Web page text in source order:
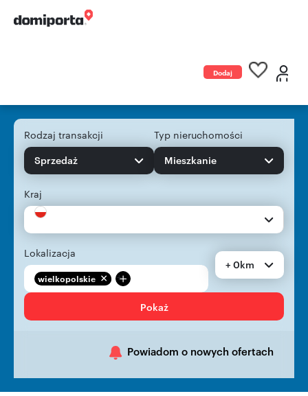
Dodaj
Rodzaj transakcji
Sprzedaż
Typ nieruchomości
Mieszkanie
Kraj
Lokalizacja
wielkopolskie +
+ 0km
Pokaż
Powiadom o nowych ofertach